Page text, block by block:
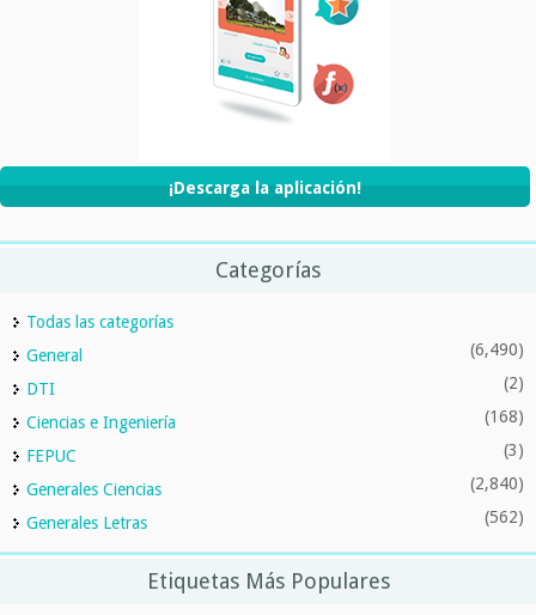
¡Descarga la aplicación!
Categorías
Todas las categorías
General
(6,490)
DTI (2)
Ciencias e Ingeniería (168)
FEPUC (3)
Generales Ciencias (2,840)
Generales Letras (562)
Etiquetas Más Populares